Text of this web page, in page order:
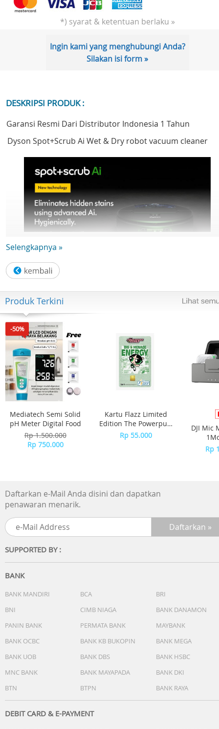
*) syarat & ketentuan berlaku »
Ingin kami yang menghubungi Anda?
Silakan isi form »
DESKRIPSI PRODUK :
Garansi Resmi Dari Distributor Indonesia 1 Tahun
Dyson Spot+Scrub Ai Wet & Dry robot vacuum cleaner
Selengkapnya »
Produk Terkini
-50%
Mediatech Semi Solid
pH Meter Digital Food
Rp 1.500.000
Rp 750.000
Kartu Flazz Limited
Edition The Powerpuff
Girls - Buttercup
Rp 55.000
DJI Mic
Rp
Daftarkan e-Mail Anda disini dan dapatkan
penawaran menarik.
SUPPORTED BY :
BANK
BANK MANDIRI BCA
BRI
BNI
CIMB NIAGA
BANK DANAMON
PANIN BANK
PERMATA BANK
MAYBANK
BANK OCBC
BANK KB BUKOPIN
BANK MEGA
BANK UOB
BANK DBS
BANK HSBC
MNC BANK
BANK MAYAPADA
BANK DKI
BTN
BTPN BANK RAYA
DEBIT CARD & E-PAYMENT